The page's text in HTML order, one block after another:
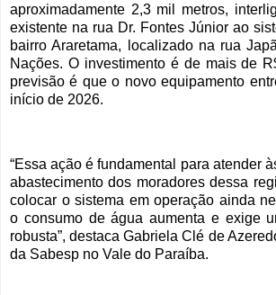
aproximadamente 2,3 mil metros,
existente na rua Dr. Fontes Júnior ao
bairro Araretama, localizado na rua
Nações. O investimento é de mais de
previsão é que o novo equipamento
início de 2026.
“Essa ação é fundamental para atender
abastecimento dos moradores dessa
colocar o sistema em operação ainda
o consumo de água aumenta e exige
robusta”, destaca Gabriela Clé de
da Sabesp no Vale do Paraíba.